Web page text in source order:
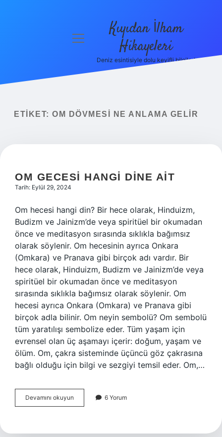
menüyü
Kıyıdan İlham
Hikayeleri
Deniz esintisiyle dolu keyifli bilgiler!
ETIKET: OM DÖVMESI NE ANLAMA GELIR
OM GECESI HANGI DINE AIT
Tarih: Eylül 29, 2024
Om hecesi hangi din? Bir hece olarak, Hinduizm,
Budizm ve Jainizm’de veya spiritüel bir okumadan
önce ve meditasyon sırasında sıklıkla bağımsız
olarak söylenir. Om hecesinin ayrıca Onkara
(Omkara) ve Pranava gibi birçok adı vardır. Bir
hece olarak, Hinduizm, Budizm ve Jainizm’de veya
spiritüel bir okumadan önce ve meditasyon
sırasında sıklıkla bağımsız olarak söylenir. Om
hecesi ayrıca Onkara (Omkara) ve Pranava gibi
birçok adla bilinir. Om neyin sembolü? Om sembolü
tüm yaratılışı sembolize eder. Tüm yaşam için
evrensel olan üç aşamayı içerir: doğum, yaşam ve
ölüm. Om, çakra sisteminde üçüncü göz çakrasına
bağlı olduğu için bilgi ve sezgiyi temsil eder. Om,…
Devamını okuyun
Gecesi
Ait
6 Yorum